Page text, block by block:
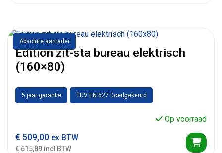
Absolute aanrader
Edition zit-sta bureau elektrisch
(160×80)
5 jaar garantie TUV EN 527 Goedgekeurd
Op voorraad
€ 509,00 ex BTW
€ 615,89 incl BTW